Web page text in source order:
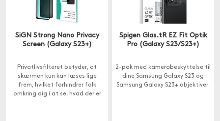
SiGN Strong Nano Privacy
Screen (Galaxy S23+)
Privatlivsfilteret betyder, at
skærmen kun kan læses lige
frem, hvilket forhindrer folk
omkring dig i at se, hvad der er
Spigen Glas.tR EZ Fit Optik
Pro (Galaxy S23/S23+)
2-pak med kamerabeskyttelse til
dine Samsung Galaxy S23 og
Samsung Galaxy S23+ objektiver.